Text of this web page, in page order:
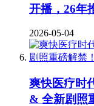
开播，26年
2026-05-04
爽快医疗时
& 全新剧照